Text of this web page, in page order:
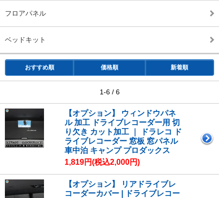
フロアパネル
ベッドキット
おすすめ順 価格順 新着順
1-6 / 6
【オプション】 ウィンドウパネ
ル 加工 ドライブレコーダー用 切
り欠き カット加工 ｜ ドラレコ ド
ライブレコーダー 窓板 窓パネル
車中泊 キャンプ プロダックス
1,819円(税込2,000円)
【オプション】 リアドライブレ
コーダーカバー | ドライブレコー